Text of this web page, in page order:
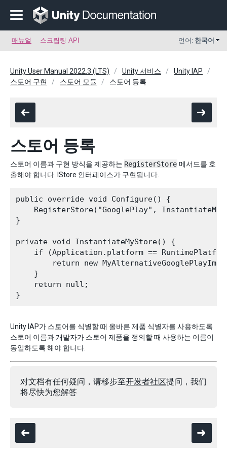
매뉴얼 스크립팅 API 언어: 한국어
Unity User Manual 2022.3 (LTS) Unity 서비스
Unity IAP
스토어 구현
스토어 모듈 스토어 등록
스토어 등록
스토어 이름과 구현 방식을 제공하는 RegisterStore 메서드를 호
출해야 합니다. IStore 인터페이스가 구현됩니다.
public override void Configure() {
RegisterStore("GooglePlay",
}
private void InstantiateMyStore() {
if (Application.platform ==
return new
    }
    return null;
Unity IAP가 스토어를 식별할 때 올바른 제품 식별자를 사용하도록
스토어 이름과 개발자가 스토어 제품을 정의할 때 사용하는 이름이
동일하도록 해야 합니다.
对文档有任何疑问，请移步至开发者社区提问，我们
将尽快为您解答